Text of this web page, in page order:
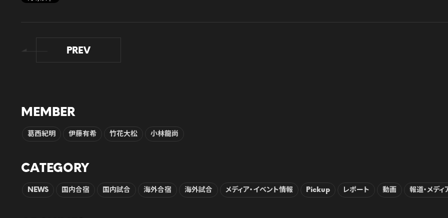
PREV
MEMBER
葛西紀明 伊藤有希 竹花大松 小林龍尚
CATEGORY
NEWS 国内合宿 国内試合 海外合宿 海外試合 メディア・イベント情報 Pickup レポート 動画 報道・メディ